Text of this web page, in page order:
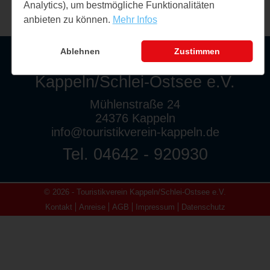
Touristikverein
Kappeln/Schlei-Ostsee e.V.
Mühlenstraße 24
24376 Kappeln
info@touristikverein-kappeln.de
Tel. 04642 - 920930
© 2026 - Touristikverein Kappeln/Schlei-Ostsee e.V.
Kontakt
Anreise AGB Impressum Datenschutz
Analytics), um bestmögliche Funktionalitäten
anbieten zu können. Mehr Infos
Ablehnen Zustimmen